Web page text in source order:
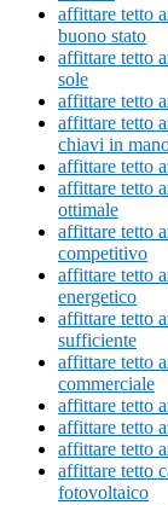
affittare tetto
buono stato
affittare tetto
sole
affittare tetto
affittare tetto
chiavi in
affittare tetto
affittare tetto
ottimale
affittare tetto
competitivo
affittare tetto
energetico
affittare tetto
sufficiente
affittare tetto
commerciale
affittare tetto
affittare tetto
affittare tetto
affittare tetto
fotovoltaico